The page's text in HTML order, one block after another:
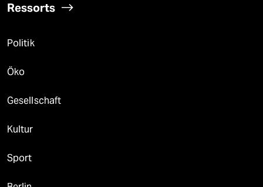
Ressorts
Politik
Öko
Gesellschaft
Kultur
Sport